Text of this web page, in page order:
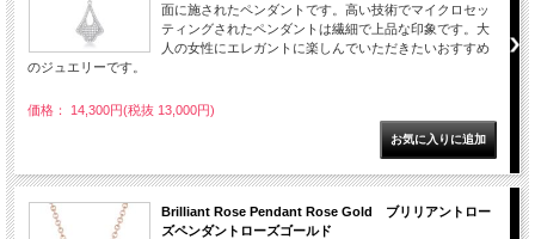
面に施されたペンダントです。高い技術でマイクロセッ
ティングされたペンダントは繊細で上品な印象です。大
人の女性にエレガントに楽しんでいただきたいおすすめ
のジュエリーです。
価格： 14,300円(税抜 13,000円)
Brilliant Rose Pendant Rose Gold ブリリアントロー
ズペンダントローズゴールド